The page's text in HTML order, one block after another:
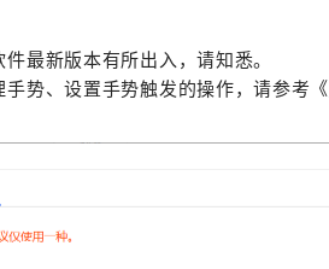
最新版本有所出入，请知悉。
势、设置手势触发的操作，请参考《